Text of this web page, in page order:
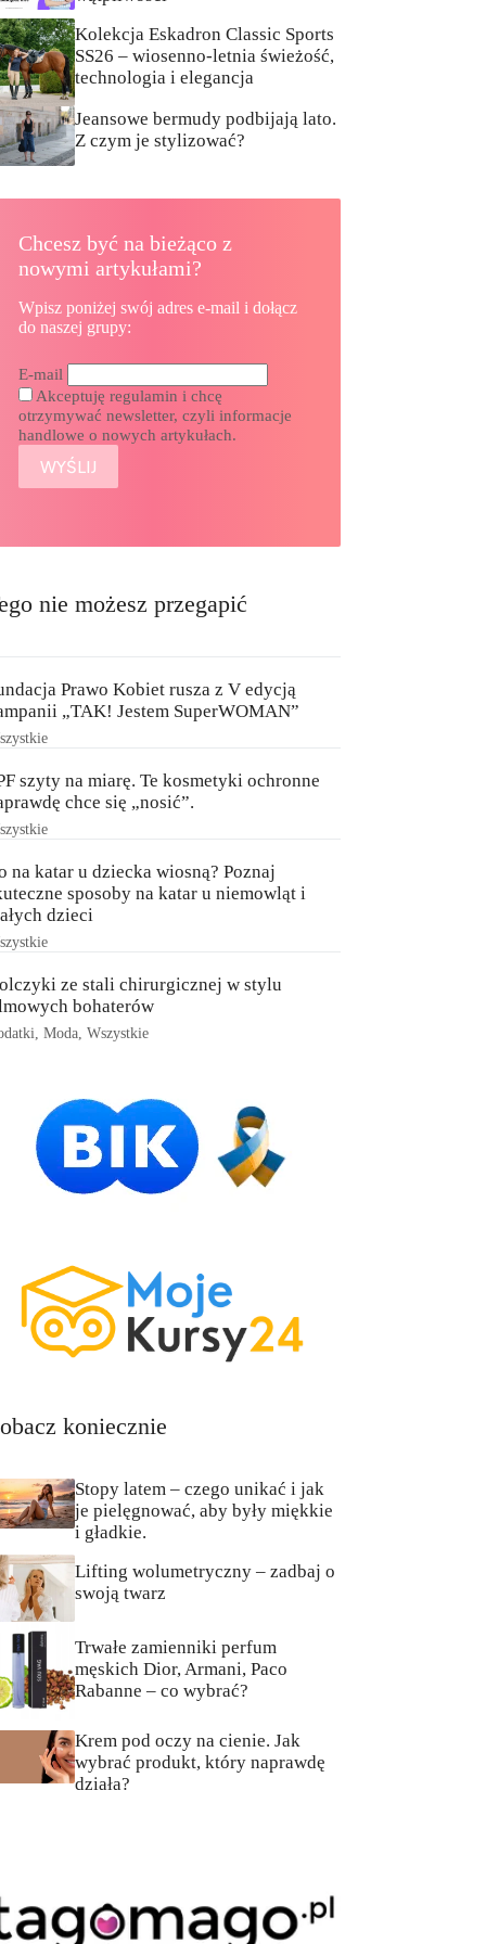
Kolekcja Eskadron Classic Sports
SS26 – wiosenno-letnia świeżość,
technologia i elegancja
Jeansowe bermudy podbijają lato.
Z czym je stylizować?
Chcesz być na bieżąco z
nowymi artykułami?
Wpisz poniżej swój adres e-mail i dołącz
do naszej grupy:
E-mail
Akceptuję regulamin i chcę
otrzymywać newsletter, czyli informacje
handlowe o nowych artykułach.
nie możesz przegapić
Prawo Kobiet rusza z V edycją
„TAK! Jestem SuperWOMAN”
szyty na miarę. Te kosmetyki ochronne
chce się „nosić”.
na katar u dziecka wiosną? Poznaj
sposoby na katar u niemowląt i
dzieci
ze stali chirurgicznej w stylu
bohaterów
,Moda ,Wszystkie
koniecznie
Stopy latem – czego unikać i jak
je pielęgnować, aby były miękkie
i gładkie.
Lifting wolumetryczny – zadbaj o
swoją twarz
Trwałe zamienniki perfum
męskich Dior, Armani, Paco
Rabanne – co wybrać?
Krem pod oczy na cienie. Jak
wybrać produkt, który naprawdę
działa?